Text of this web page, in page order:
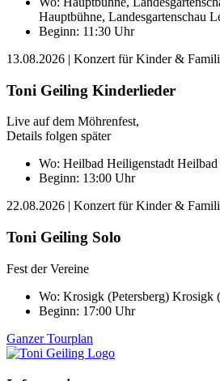
Hauptbühne, Landesgartenschau
Beginn: 11:30 Uhr
13.08.2026 | Konzert für Kinder &
Toni Geiling Kinderlieder
Live auf dem Möhrenfest,
Details folgen später
Wo: Heilbad Heiligenstadt Heilbad
Beginn: 13:00 Uhr
22.08.2026 | Konzert für Kinder &
Toni Geiling Solo
Fest der Vereine
Wo: Krosigk (Petersberg) Krosigk
Beginn: 17:00 Uhr
Ganzer Tourplan